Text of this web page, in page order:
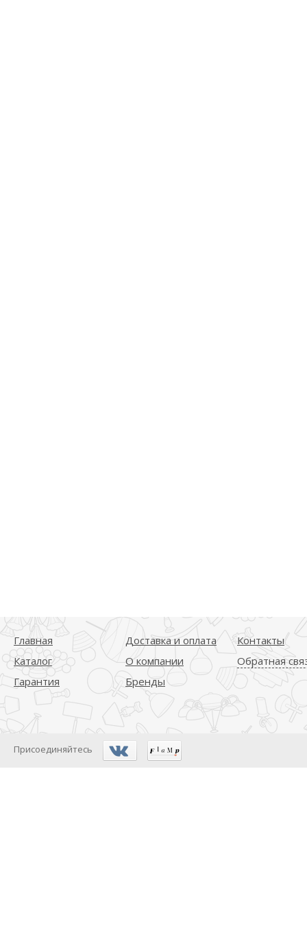
Главная
Каталог
Гарантия
Доставка и оплата
О компании
Бренды
Контакты
Обратная
Присоединяйтесь